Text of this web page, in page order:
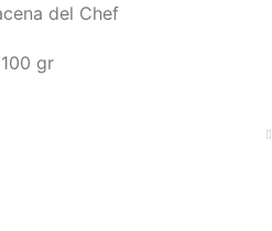
del Chef
gr